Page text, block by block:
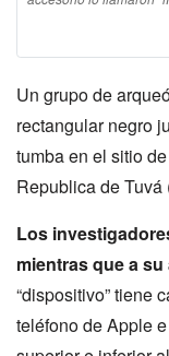
Un grupo de
rectangular negro
tumba en el sitio
Republica de
Los
mientras que a
“dispositivo” tiene
teléfono de Apple